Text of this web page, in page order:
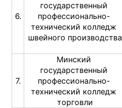
6.
государственный
профессионально-
технический колледж
швейного производства
7.
Минский
государственный
профессионально-
технический колледж
торговли